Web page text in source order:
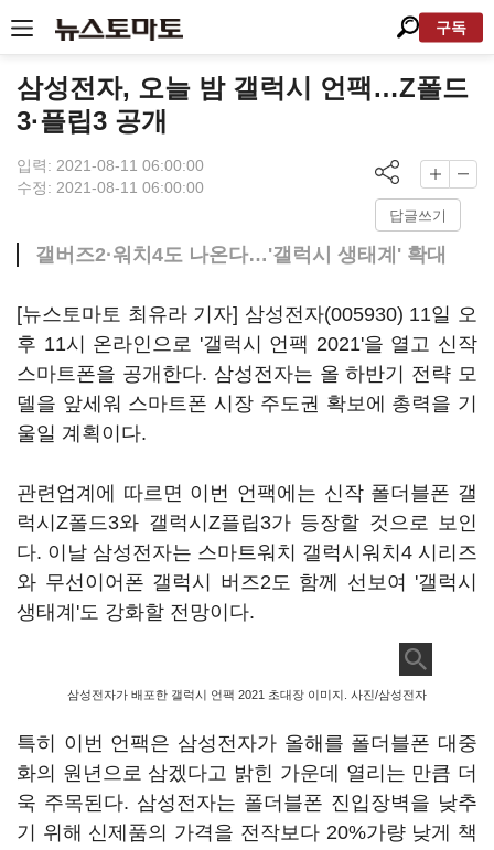
구독
삼성전자, 오늘 밤 갤럭시 언팩…Z폴드
3·플립3 공개
입력: 2021-08-11 06:00:00
수정: 2021-08-11 06:00:00
답글쓰기
갤버즈2·워치4도 나온다…'갤럭시 생태계' 확대
[뉴스토마토 최유라 기자] 삼성전자(005930) 11일 오
후 11시 온라인으로 '갤럭시 언팩 2021'을 열고 신작
스마트폰을 공개한다. 삼성전자는 올 하반기 전략 모
델을 앞세워 스마트폰 시장 주도권 확보에 총력을 기
울일 계획이다.
관련업계에 따르면 이번 언팩에는 신작 폴더블폰 갤
럭시Z폴드3와 갤럭시Z플립3가 등장할 것으로 보인
다. 이날 삼성전자는 스마트워치 갤럭시워치4 시리즈
와 무선이어폰 갤럭시 버즈2도 함께 선보여 '갤럭시
생태계'도 강화할 전망이다.
삼성전자가 배포한 갤럭시 언팩 2021 초대장 이미지. 사진/삼성전자
특히 이번 언팩은 삼성전자가 올해를 폴더블폰 대중
화의 원년으로 삼겠다고 밝힌 가운데 열리는 만큼 더
욱 주목된다. 삼성전자는 폴더블폰 진입장벽을 낮추
기 위해 신제품의 가격을 전작보다 20%가량 낮게 책